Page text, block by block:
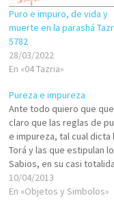
Puro e impuro, de vida y
muerte en la parashá
5782
28/03/2022
En «04 Tazria»
Pureza e impureza
Ante todo quiero que
claro que las reglas de
e impureza, tal cual dicta
Torá y las que estipulan
Sabios, en su casi
son para judíos y no para
gentiles. En tiempos en
10/04/2013
En «Objetos y Simbolos»